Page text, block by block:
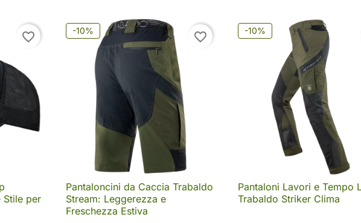
favorite_border
Stile per
-10% favorite_border
 Anteprima
Pantaloncini da Caccia Trabaldo
Stream: Leggerezza e
Freschezza Estiva
-10%
 Anteprima
Pantaloni Lavori e Tempo
Trabaldo Striker Clima